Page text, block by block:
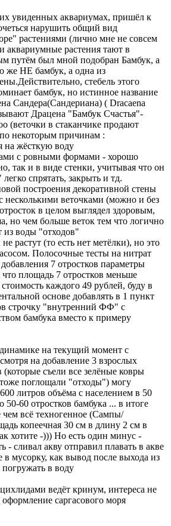
увиденных аквариумах, пришёл к
нарушить общий вид
растениями (лично мне не совсем
аквариумные растения тают в
путём был мной подобран Бамбук, а
же НЕ бамбук, а одна из
стебель этого
бамбук, но истинное название
Сандера(Сандериана) ( Dracaena
Драцена "Бамбук Счастья"-
(веточки в стаканчике продают
некоторым причинам :
на жёсткую воду
с ровными формами - хорошо
так и в виде стенки, учитывая что он
спрятать, закрыть и тд.
построения декоративной стены
несколькими веточками (можно и без
в целом выглядел здоровым,
но чем больше веток тем что логично
из воды "отходов"
растут (то есть нет метёлки), но это
Полосочные тесты на нитрат
7 отростков параметры
площадь 7 отростков меньше
каждого 49 рублей, буду в
основе добавлять в 1 пункт
строчку "внутренний ФФ" с
бамбука вместо к примеру
на текущий момент с
на добавление 3 взрослых
съели все зелёные ковры
поглощали "отходы") могу
литров объёма с населением в 50
50-60 отростков бамбука ... в итоге
всё техногенное (Сампы/
копеечная 30 см в длину 2 см в
хотите -))) Но есть один минус -
- сливал акву отправил плавать в акве
в мусорку, как вывод после выхода из
погружать в воду
ведёт кринум, интереса не
саргасового моря